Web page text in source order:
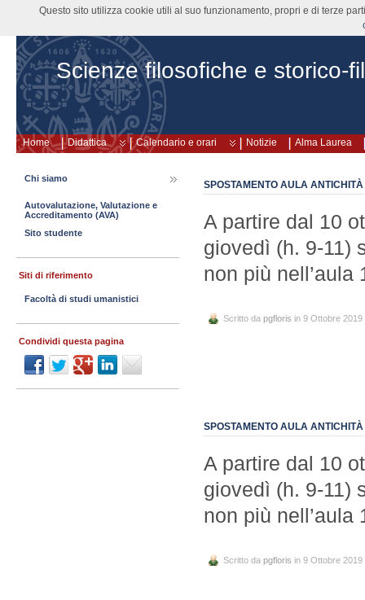
Scienze filosofiche e storico-
Home Didattica Calendario e orari Notizie Alma Laurea
SPOSTAMENTO AULA
A partire dal 10
giovedì (h. 9-11)
non più nell’aula
Scritto da pgfloris in 9 Ottobre 2019
SPOSTAMENTO AULA
A partire dal 10
giovedì (h. 9-11)
non più nell’aula
Scritto da pgfloris in 9 Ottobre 2019
Chi siamo
Autovalutazione, Valutazione e
Accreditamento (AVA)
Sito studente
Siti di riferimento
Facoltà di studi umanistici
Condividi questa pagina
Questo sito utilizza cookie utili al suo funzionamento, propri e di terze